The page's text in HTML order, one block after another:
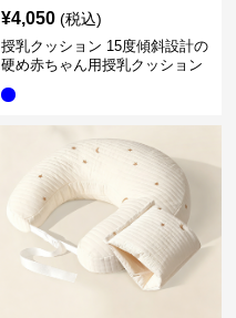
¥4,050 (税込)
授乳クッション 15度傾斜設計の
硬め赤ちゃん用授乳クッション